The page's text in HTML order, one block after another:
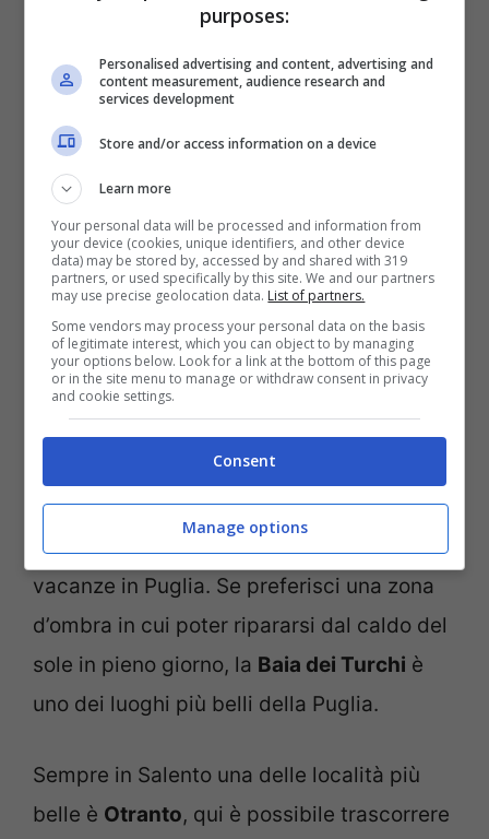
alloggiare nei pressi diPunta Prosciutto
ovvero
della Puglia, gli stabilimenti sono tutti ben
attrezzati e perfetti per le famiglie con
bambini piccoli e grandi. Un’altra spiaggia
molto frequentata èSan Foca, un mare
limpido con stabilimenti in cui poter
trascorrere la giornata in relax con i
bambini.
Dalla spiaggia bianca e in stile Maldive, la
spiaggia diPorto Cesareoè la meta
perfetta per chi desidera trascorrere le
vacanze in Puglia. Se preferisci una zona
d’ombra in cui poter ripararsi dal caldo del
sole in pieno giorno, la Baia dei Turchi è
uno dei luoghi più belli della Puglia.
Sempre in Salento una delle località più
belle è Otranto, qui è possibile trascorrere
purposes:
Personalised advertising and content, advertising and
content measurement, audience research and
services development
Store and/or access information on a device
Learn more
Your personal data will be processed and information from
your device (cookies, unique identifiers, and other device
data) may be stored by, accessed by and shared with 319
partners, or used specifically by this site. We and our partners
may use precise geolocation data. List of partners.
Some vendors may process your personal data on the basis
of legitimate interest, which you can object to by managing
your options below. Look for a link at the bottom of this page
or in the site menu to manage or withdraw consent in privacy
and cookie settings.
Consent
Manage options